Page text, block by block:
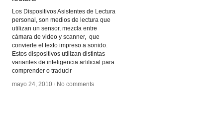
Los Dispositivos Asistentes de Lectura
personal, son medios de lectura que
utilizan un sensor, mezcla entre
cámara de video y scanner, que
convierte el texto impreso a sonido.
Estos dispositivos utilizan distintas
variantes de inteligencia artificial para
comprender o traducir
mayo 24, 2010 / No comments
mayo 24, 2010 / No comments